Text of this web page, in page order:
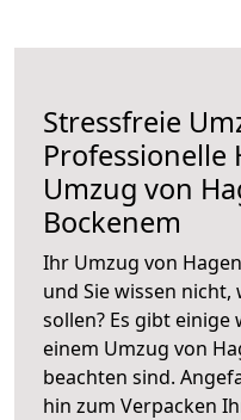
Stressfreie
Umzug von
Bockenem
Ihr Umzug von
und Sie wissen nicht,
sollen? Es gibt
einem Umzug von
beachten sind.
hin zum Verpacken